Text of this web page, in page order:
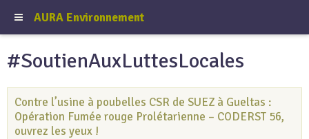
AURA Environnement
#SoutienAuxLuttesLocales
Contre l’usine à poubelles CSR de SUEZ à Gueltas :
Opération Fumée rouge Prolétarienne – CODERST 56,
ouvrez les yeux !